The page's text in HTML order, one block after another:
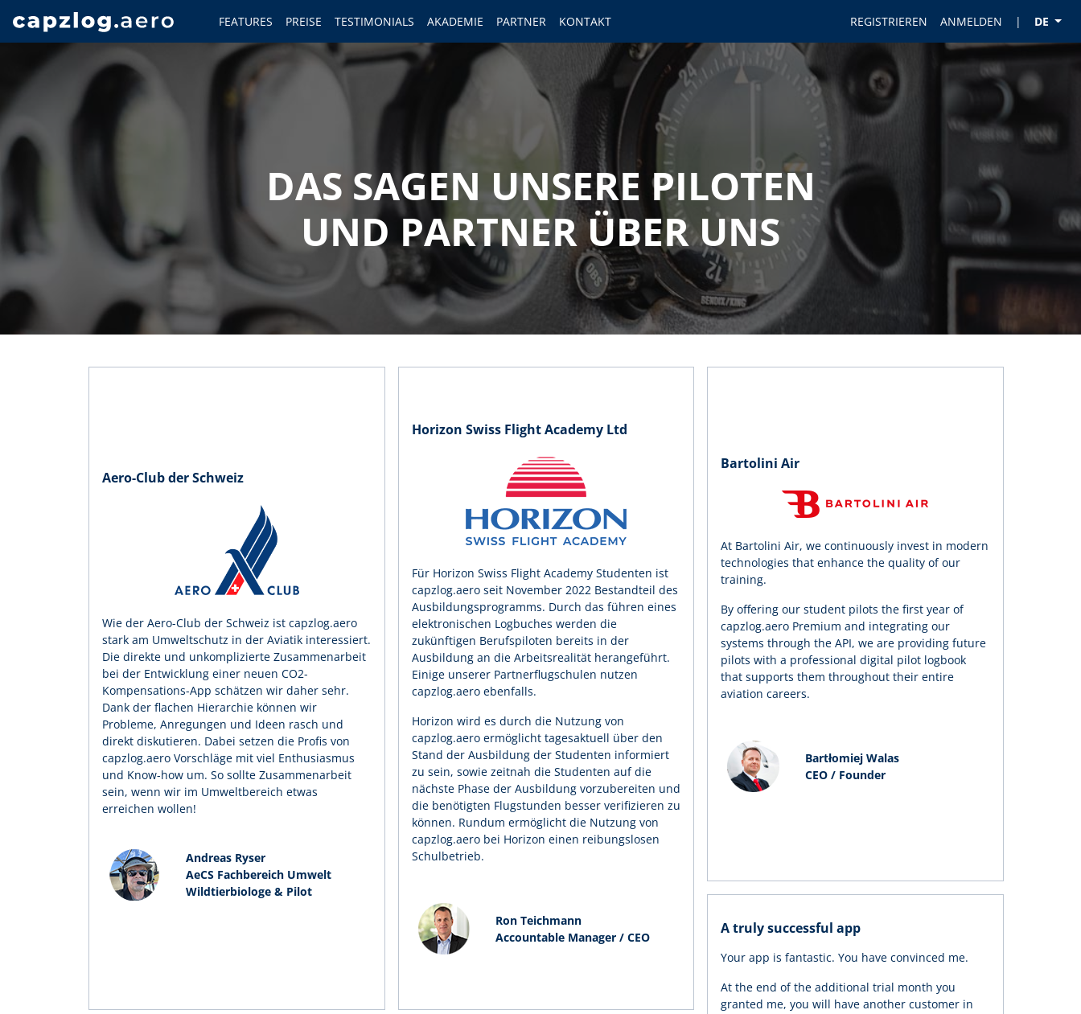
FEATURES PREISE TESTIMONIALS AKADEMIE PARTNER KONTAKT REGISTRIEREN ANMELDEN | DE
DAS SAGEN UNSERE PILOTEN
UND PARTNER ÜBER UNS
Aero-Club der Schweiz
Wie der Aero-Club der Schweiz ist capzlog.aero
stark am Umweltschutz in der Aviatik interessiert.
Die direkte und unkomplizierte Zusammenarbeit
bei der Entwicklung einer neuen CO2-
Kompensations-App schätzen wir daher sehr.
Dank der flachen Hierarchie können wir
Probleme, Anregungen und Ideen rasch und
direkt diskutieren. Dabei setzen die Profis von
capzlog.aero Vorschläge mit viel Enthusiasmus
und Know-how um. So sollte Zusammenarbeit
sein, wenn wir im Umweltbereich etwas
erreichen wollen!
Andreas Ryser
AeCS Fachbereich Umwelt
Wildtierbiologe & Pilot
Horizon Swiss Flight Academy Ltd
Für Horizon Swiss Flight Academy Studenten ist
capzlog.aero seit November 2022 Bestandteil des
Ausbildungsprogramms. Durch das führen eines
elektronischen Logbuches werden die
zukünftigen Berufspiloten bereits in der
Ausbildung an die Arbeitsrealität herangeführt.
Einige unserer Partnerflugschulen nutzen
capzlog.aero ebenfalls.
Horizon wird es durch die Nutzung von
capzlog.aero ermöglicht tagesaktuell über den
Stand der Ausbildung der Studenten informiert
zu sein, sowie zeitnah die Studenten auf die
nächste Phase der Ausbildung vorzubereiten und
die benötigten Flugstunden besser verifizieren zu
können. Rundum ermöglicht die Nutzung von
capzlog.aero bei Horizon einen reibungslosen
Schulbetrieb.
Ron Teichmann
Accountable Manager / CEO
Bartolini Air
At Bartolini Air, we continuously invest in modern
technologies that enhance the quality of our
training.
By offering our student pilots the first year of
capzlog.aero Premium and integrating our
systems through the API, we are providing future
pilots with a professional digital pilot logbook
that supports them throughout their entire
aviation careers.
Bartłomiej Walas
CEO / Founder
A truly successful app
Your app is fantastic. You have convinced me.
At the end of the additional trial month you
granted me, you will have another customer in